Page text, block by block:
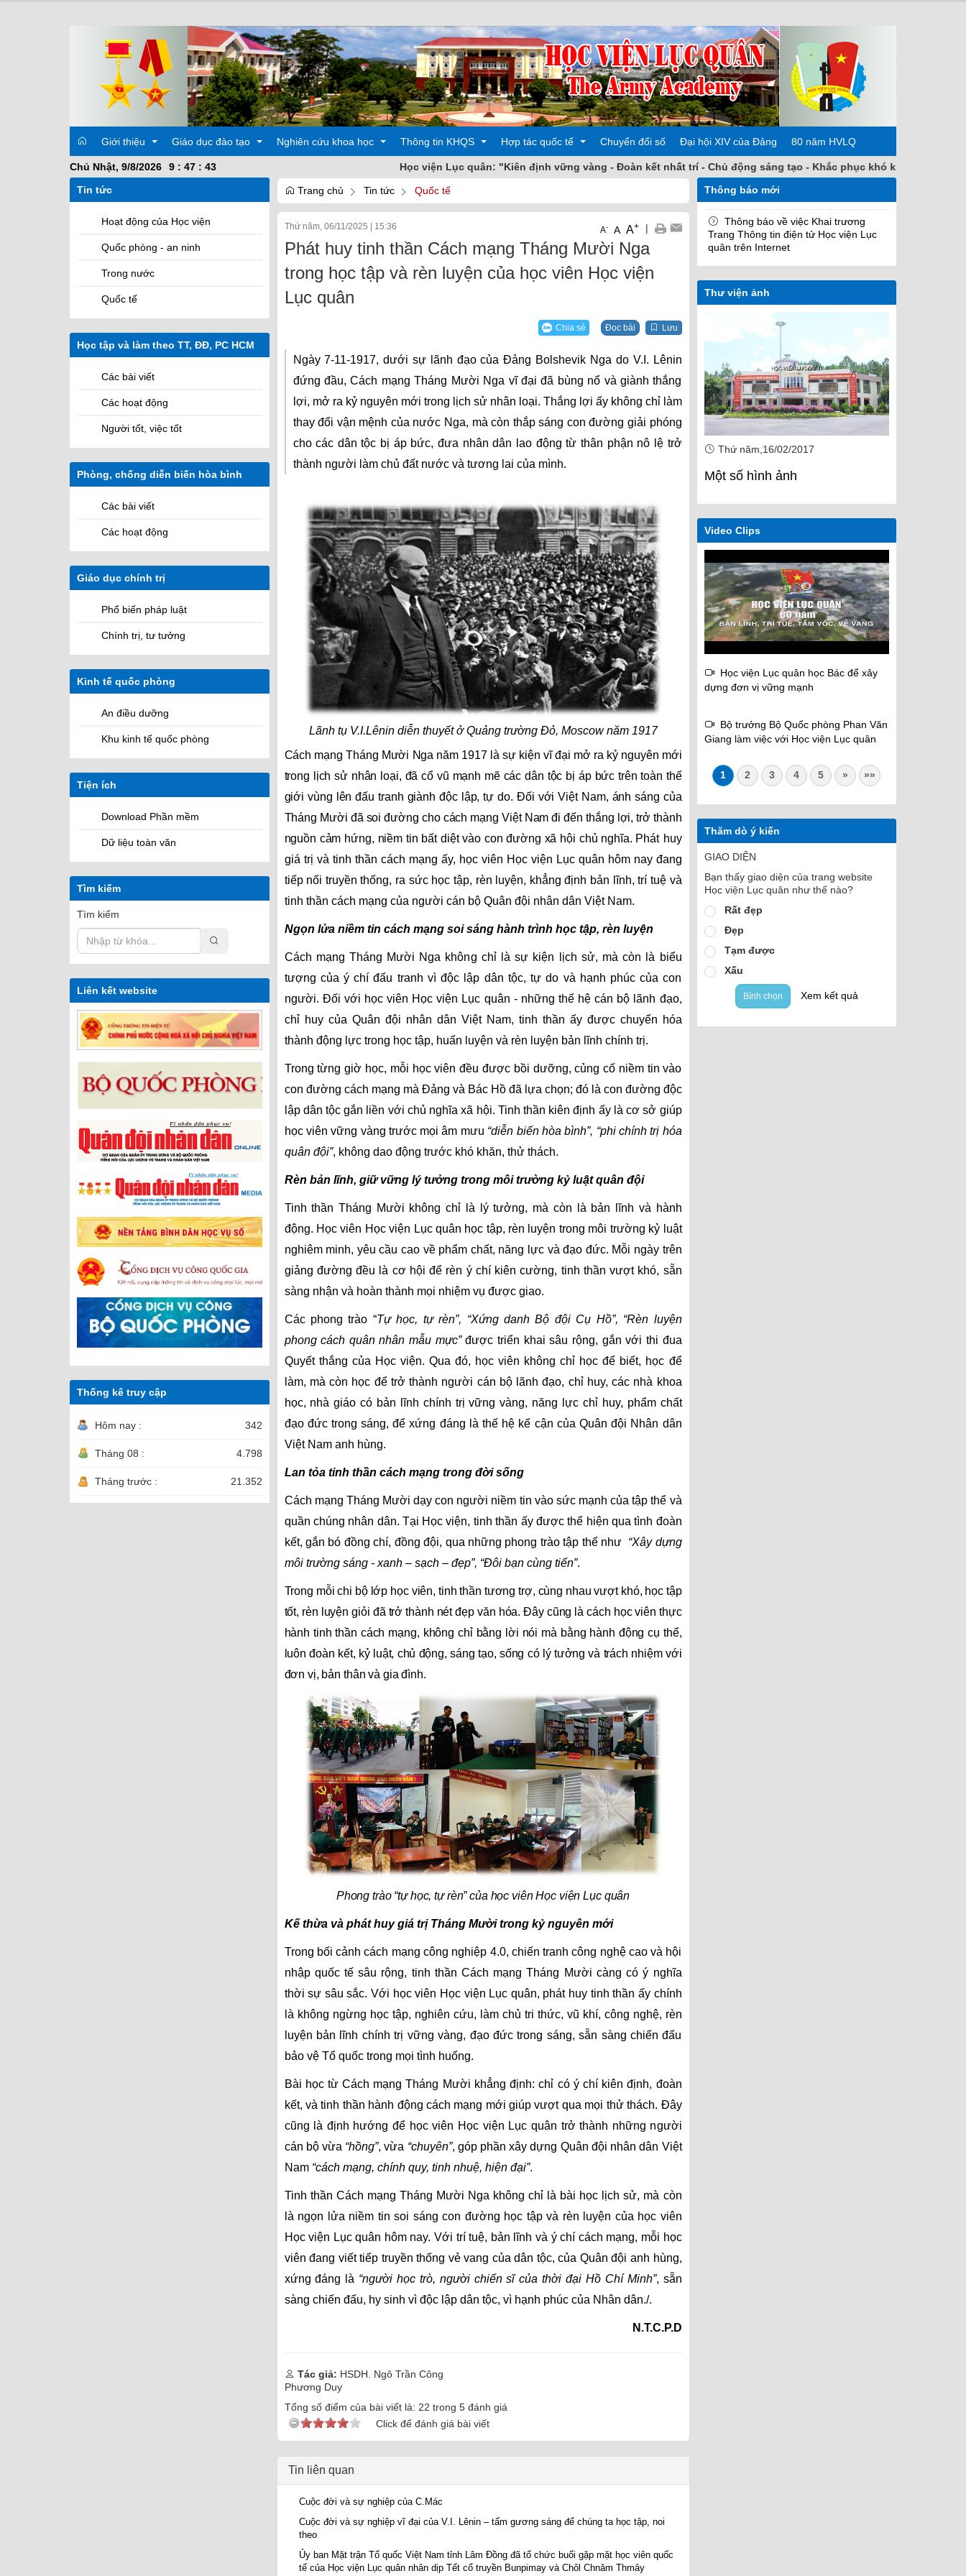
Giới thiệu
Phòng, Khoa, Hệ
Các cơ quan
Các Hệ quản lý học viên
Sứ mệnh
Giáo dục đào tạo Nghiên cứu khoa học
Các hoạt động
Thông tin KHQS
Các hoạt động
Hợp tác quốc tế
Đào tạo
Chuyển đổi số Đại hội XIV của Đảng 80 năm HVLQ
Chủ Nhật, 9/8/2026 9 : 47 : 44
Học viện Lục quân: "Kiên định vững vàng - Đoàn kết nhất trí - Chủ động sáng tạo - Khắc phục khó khăn - Hoàn thành nhiệm
Tin tức
Hoạt động của Học viện
Quốc phòng - an ninh
Trong nước
Quốc tế
Học tập và làm theo TT, ĐĐ, PC HCM
Các bài viết
Các hoạt động
Người tốt, việc tốt
Phòng, chống diễn biến hòa bình
Các bài viết
Các hoạt động
Giáo dục chính trị
Phổ biến pháp luật
Chính trị, tư tưởng
Kinh tế quốc phòng
An điều dưỡng
Khu kinh tế quốc phòng
Tiện ích
Download Phần mềm
Dữ liệu toàn văn
Tìm kiếm
Tìm kiếm
Liên kết website
Thống kê truy cập
Hôm nay : 342
Tháng 08 : 4.798
Tháng trước : 21.352
Trang chủ Tin tức Quốc tế
Thứ năm, 06/11/2025 | 15:36 A- A A+ |
Phát huy tinh thần Cách mạng Tháng Mười Nga
trong học tập và rèn luyện của học viên Học viện
Lục quân
Chia sẻ Đọc bài Lưu
Ngày 7-11-1917, dưới sự lãnh đạo của Đảng Bolshevik Nga do V.I. Lênin
đứng đầu, Cách mạng Tháng Mười Nga vĩ đại đã bùng nổ và giành thắng
lợi, mở ra kỷ nguyên mới trong lịch sử nhân loại. Thắng lợi ấy không chỉ làm
thay đổi vận mệnh của nước Nga, mà còn thắp sáng con đường giải phóng
cho các dân tộc bị áp bức, đưa nhân dân lao động từ thân phận nô lệ trở
thành người làm chủ đất nước và tương lai của mình.
Lãnh tụ V.I.Lênin diễn thuyết ở Quảng trường Đỏ, Moscow năm 1917
Cách mạng Tháng Mười Nga năm 1917 là sự kiện vĩ đại mở ra kỷ nguyên mới
trong lịch sử nhân loại, đã cổ vũ mạnh mẽ các dân tộc bị áp bức trên toàn thế
giới vùng lên đấu tranh giành độc lập, tự do. Đối với Việt Nam, ánh sáng của
Tháng Mười đã soi đường cho cách mạng Việt Nam đi đến thắng lợi, trở thành
nguồn cảm hứng, niềm tin bất diệt vào con đường xã hội chủ nghĩa. Phát huy
giá trị và tinh thần cách mạng ấy, học viên Học viện Lục quân hôm nay đang
tiếp nối truyền thống, ra sức học tập, rèn luyện, khẳng định bản lĩnh, trí tuệ và
tinh thần cách mạng của người cán bộ Quân đội nhân dân Việt Nam.
Ngọn lửa niềm tin cách mạng soi sáng hành trình học tập, rèn luyện
Cách mạng Tháng Mười Nga không chỉ là sự kiện lịch sử, mà còn là biểu
tượng của ý chí đấu tranh vì độc lập dân tộc, tự do và hạnh phúc của con
người. Đối với học viên Học viện Lục quân - những thế hệ cán bộ lãnh đạo,
chỉ huy của Quân đội nhân dân Việt Nam, tinh thần ấy được chuyển hóa
thành động lực trong học tập, huấn luyện và rèn luyện bản lĩnh chính trị.
Trong từng giờ học, mỗi học viên đều được bồi dưỡng, củng cố niềm tin vào
con đường cách mạng mà Đảng và Bác Hồ đã lựa chọn; đó là con đường độc
lập dân tộc gắn liền với chủ nghĩa xã hội. Tinh thần kiên định ấy là cơ sở giúp
học viên vững vàng trước mọi âm mưu “diễn biến hòa bình”, “phi chính trị hóa
quân đội”, không dao động trước khó khăn, thử thách.
Rèn bản lĩnh, giữ vững lý tưởng trong môi trường kỷ luật quân đội
Tinh thần Tháng Mười không chỉ là lý tưởng, mà còn là bản lĩnh và hành
động. Học viên Học viện Lục quân học tập, rèn luyện trong môi trường kỷ luật
nghiêm minh, yêu cầu cao về phẩm chất, năng lực và đạo đức. Mỗi ngày trên
giảng đường đều là cơ hội để rèn ý chí kiên cường, tinh thần vượt khó, sẵn
sàng nhận và hoàn thành mọi nhiệm vụ được giao.
Các phong trào “Tựhọc, tự rèn”, “Xứng danh Bộ đội Cụ Hồ”, “Rèn luyện
phong cách quân nhân mẫu mực”được triển khai sâu rộng, gắn với thi đua
Quyết thắng của Học viện. Qua đó, học viên không chỉ học để biết, học để
làm, mà còn học để trở thành người cán bộ lãnh đạo, chỉ huy, các nhà khoa
học, nhà giáo có bản lĩnh chính trị vững vàng, năng lực chỉ huy, phẩm chất
đạo đức trong sáng, để xứng đáng là thế hệ kế cận của Quân đội Nhân dân
Việt Nam anh hùng.
Lan tỏa tinh thần cách mạng trong đời sống
Cách mạng Tháng Mười dạy con người niềm tin vào sức mạnh của tập thể và
quần chúng nhân dân. Tại Học viện, tinh thần ấy được thể hiện qua tình đoàn
kết, gắn bó đồng chí, đồng đội, qua những phong trào tập thể như “Xây dựng
môi trường sáng - xanh – sạch – đẹp”, “Đôi bạn cùng tiến”.
Trong mỗi chi bộ lớp học viên, tinh thần tương trợ, cùng nhau vượt khó, học tập
tốt, rèn luyện giỏi đã trở thành nét đẹp văn hóa. Đây cũng là cách học viên thực
hành tinh thần cách mạng, không chỉ bằng lời nói mà bằng hành động cụ thể,
luôn đoàn kết, kỷ luật, chủ động, sáng tạo, sống có lý tưởng và trách nhiệm với
đơn vị, bản thân và gia đình.
Phong trào “tự học, tự rèn” của học viên Học viện Lục quân
Kế thừa và phát huy giá trị Tháng Mười trong kỷ nguyên mới
Trong bối cảnh cách mạng công nghiệp 4.0, chiến tranh công nghệ cao và hội
nhập quốc tế sâu rộng, tinh thần Cách mạng Tháng Mười càng có ý nghĩa
thời sự sâu sắc. Với học viên Học viện Lục quân, phát huy tinh thần ấy chính
là không ngừng học tập, nghiên cứu, làm chủ tri thức, vũ khí, công nghệ, rèn
luyện bản lĩnh chính trị vững vàng, đạo đức trong sáng, sẵn sàng chiến đấu
bảo vệ Tổ quốc trong mọi tình huống.
Bài học từ Cách mạng Tháng Mười khẳng định: chỉ có ý chí kiên định, đoàn
kết, và tinh thần hành động cách mạng mới giúp vượt qua mọi thử thách. Đây
cũng là định hướng để học viên Học viện Lục quân trở thành những người
cán bộ vừa “hồng”, vừa “chuyên”, góp phần xây dựng Quân đội nhân dân Việt
Nam “cách mạng, chính quy, tinh nhuệ, hiện đại”.
Tinh thần Cách mạng Tháng Mười Nga không chỉ là bài học lịch sử, mà còn
là ngọn lửa niềm tin soi sáng con đường học tập và rèn luyện của học viên
Học viện Lục quân hôm nay. Với trí tuệ, bản lĩnh và ý chí cách mạng, mỗi học
viên đang viết tiếp truyền thống vẻ vang của dân tộc, của Quân đội anh hùng,
xứng đáng là “người học trò, người chiến sĩ của thời đại Hồ Chí Minh”, sẵn
sàng chiến đấu, hy sinh vì độc lập dân tộc, vì hạnh phúc của Nhân dân./.
N.T.C.P.D
Tác giả: HSDH. Ngô Trần Công
Phương Duy
Tổng số điểm của bài viết là: 22 trong 5đánh giá
Click để đánh giá bài viết
Tin liên quan
Cuộc đời và sự nghiệp của C.Mác
Cuộc đời và sự nghiệp vĩ đại của V.I. Lênin – tấm gương sáng để chúng ta học tập, noi
theo
Ủy ban Mặt trận Tổ quốc Việt Nam tỉnh Lâm Đồng đã tổ chức buổi gặp mặt học viên quốc
tế của Học viện Lục quân nhân dịp Tết cổ truyền Bunpimay và Chôl Chnăm Thmây
Thông báo mới
Thông báo về việc Khai trương
Trang Thông tin điện tử Học viện Lục
quân trên Internet
Thư viện ảnh
Thứ năm,16/02/2017 Thứ năm,16/02/2017 Thứ năm,16/02/2017
Một số hình ảnh
Video Clips
Học viện Lục quân học Bác để xây
dựng đơn vị vững mạnh
Bộ trưởng Bộ Quốc phòng Phan Văn
Giang làm việc với Học viện Lục quân
1 2 3 4 5 » »»
Thăm dò ý kiến
GIAO DIỆN
Bạn thấy giao diện của trang website
Học viện Lục quân như thế nào?
Rất đẹp
Đẹp
Tạm được
Xấu
Bình chọn Xem kết quả